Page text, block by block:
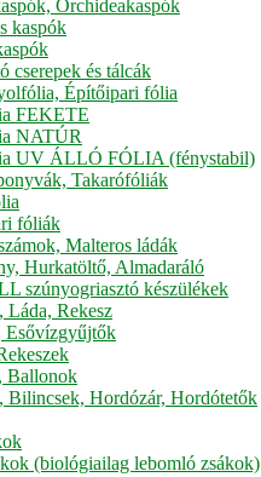
Orchideakaspók
kaspók
cserepek és tálcák
Építőipari fólia
FEKETE
NATÚR
UV ÁLLÓ FÓLIA (fénystabil)
Takarófóliák
fóliák
Malteros ládák
Hurkatöltő, Almadaráló
szúnyogriasztó készülékek
Láda, Rekesz
Esővízgyűjtők
Ballonok
Bilincsek, Hordózár, Hordótetők
(biológiailag lebomló zsákok)